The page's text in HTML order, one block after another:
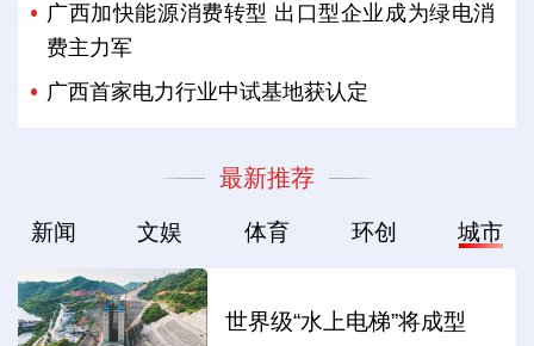
广西加快能源消费转型 出口型企业成为绿电消
费主力军
广西首家电力行业中试基地获认定
最新推荐
新闻 文娱 体育 环创 城市
世界级“水上电梯”将成型